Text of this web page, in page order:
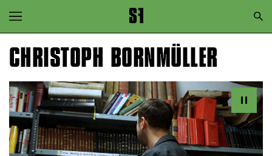
Zur Hauptnavigation springen
Zum Hauptinhalt springen
CHRISTOPH BORNMÜLLER